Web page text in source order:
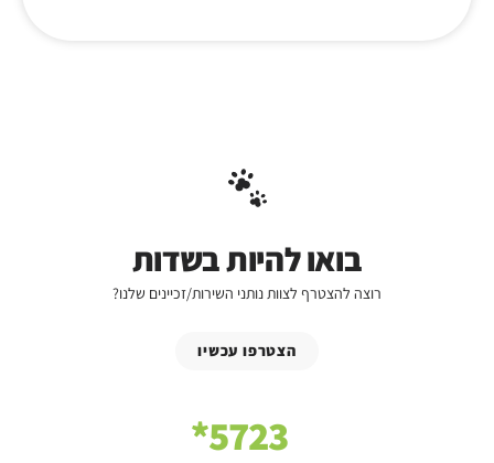
בואו להיות בשדות
רוצה להצטרף לצוות נותני השירות/זכיינים שלנו?
הצטרפו עכשיו
5723*